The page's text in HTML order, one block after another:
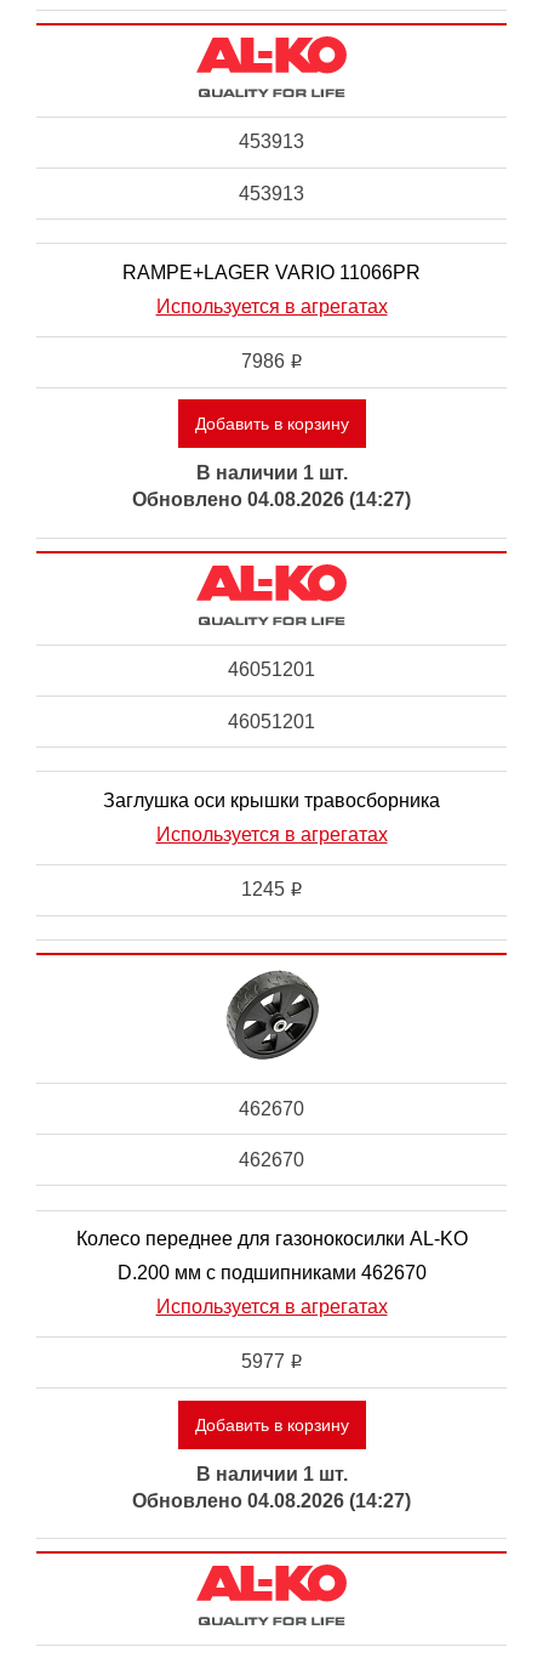
453913
453913
RAMPE+LAGER VARIO 11066PR
Используется в агрегатах
7986 i
Добавить в корзину
В наличии 1 шт.
Обновлено 04.08.2026 (14:27)
46051201
46051201
Заглушка оси крышки травосборника
Используется в агрегатах
1245 i
462670
462670
Колесо переднее для газонокосилки AL-KO
D.200 мм с подшипниками 462670
Используется в агрегатах
5977 i
Добавить в корзину
В наличии 1 шт.
Обновлено 04.08.2026 (14:27)